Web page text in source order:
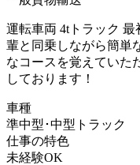
運転車両 4tトラック
輩と同乗しながら簡単
なコースを覚えていた
しております！
車種
準中型･中型トラック
仕事の特色
未経験OK